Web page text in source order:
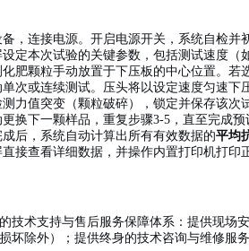
备，连接电源。开启电源开关，系统自检并
设定本次试验的关键参数，包括测试速度（
化肥颗粒手动放置于下压板的中心位置。
单次或连续测试。压头将以设定速度匀速下
测力值突变（颗粒破碎），锁定并保存该次
更换下一颗样品，重复步骤3-5，直至完成预
成后，系统自动计算出所有有效数据的平均
直接查看详细数据，并操作内置打印机打印
技术支持与售后服务保障体系：提供现场
坏除外）；提供终身的技术咨询与维修服